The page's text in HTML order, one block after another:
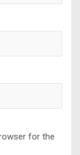
for the